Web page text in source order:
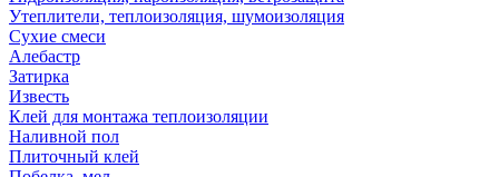
Утеплители, теплоизоляция, шумоизоляция
Сухие смеси
Алебастр
Затирка
Известь
Клей для монтажа теплоизоляции
Наливной пол
Плиточный клей